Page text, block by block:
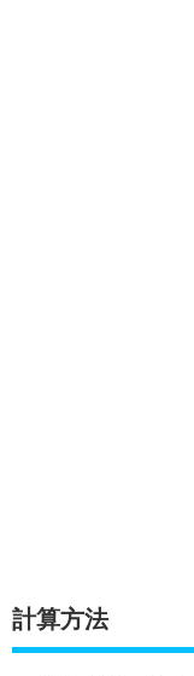
計算方法